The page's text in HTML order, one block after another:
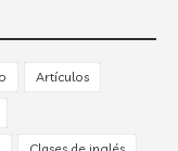
Artículos